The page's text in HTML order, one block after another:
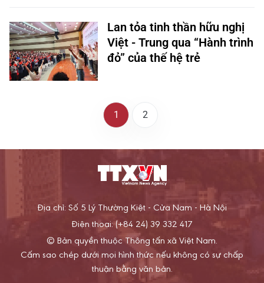
Lan tỏa tinh thần hữu nghị
Việt - Trung qua “Hành trình
đỏ” của thế hệ trẻ
1 2
Địa chỉ: Số 5 Lý Thường Kiệt - Cửa Nam - Hà Nội
Điện thoại: (+84 24) 39 332 417
© Bản quyền thuộc Thông tấn xã Việt Nam.
Cấm sao chép dưới mọi hình thức nếu không có sự chấp
thuận bằng văn bản.